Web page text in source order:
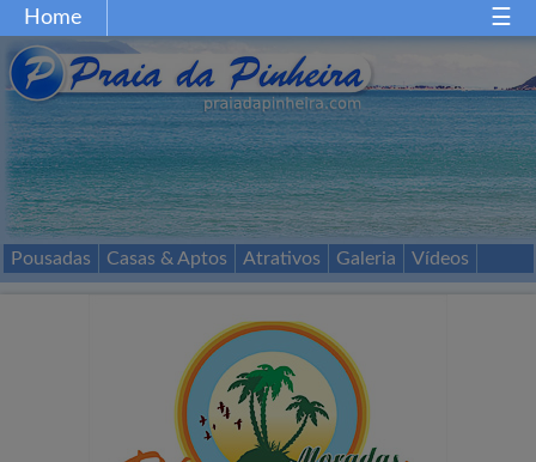
Home
Home Gastronomia
Esportes
Mapa
Pousadas Casas & Aptos Atrativos Galeria
Vídeos